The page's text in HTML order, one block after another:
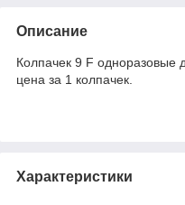
Описание
Колпачек 9 F одноразовые
цена за 1 колпачек.
Характеристики